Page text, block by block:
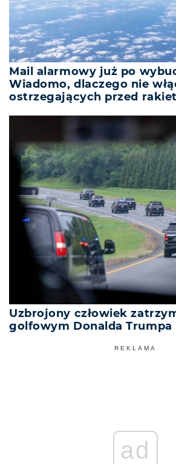
Mail alarmowy już po
Wiadomo, dlaczego nie
ostrzegających przed
Uzbrojony człowiek
golfowym Donalda Trumpa
REKLAMA
ad